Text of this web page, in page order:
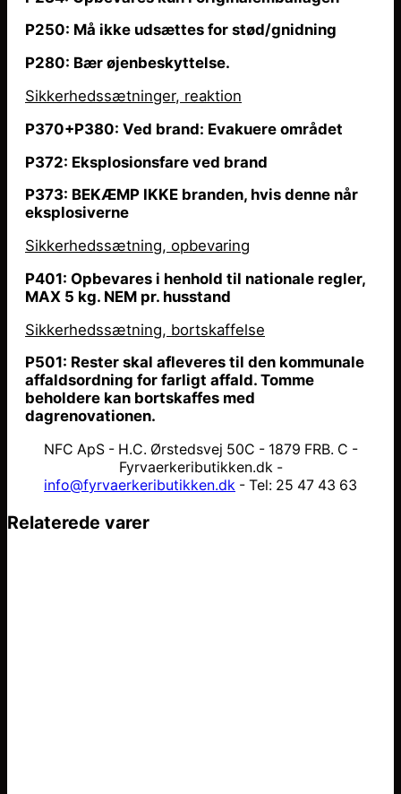
P250: Må ikke udsættes for stød/gnidning
P280: Bær øjenbeskyttelse.
Sikkerhedssætninger, reaktion
P370+P380: Ved brand: Evakuere området
P372: Eksplosionsfare ved brand
P373: BEKÆMP IKKE branden, hvis denne når
eksplosiverne
Sikkerhedssætning, opbevaring
P401: Opbevares i henhold til nationale regler,
MAX 5 kg. NEM pr. husstand
Sikkerhedssætning, bortskaffelse
P501: Rester skal afleveres til den kommunale
affaldsordning for farligt affald. Tomme
beholdere kan bortskaffes med
dagrenovationen.
NFC ApS - H.C. Ørstedsvej 50C - 1879 FRB. C -
Fyrvaerkeributikken.dk -
info@fyrvaerkeributikken.dk - Tel: 25 47 43 63
Relaterede varer